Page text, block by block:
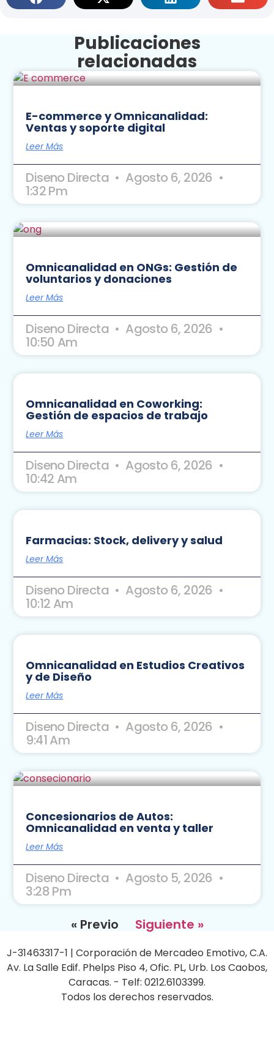
Publicaciones
relacionadas
E-commerce y Omnicanalidad:
Ventas y soporte digital
Leer Más
Diseno Directa Agosto 6, 2026
1:32 Pm
Omnicanalidad en ONGs: Gestión de
voluntarios y donaciones
Leer Más
Diseno Directa Agosto 6, 2026
10:50 Am
Omnicanalidad en Coworking:
Gestión de espacios de trabajo
Leer Más
Diseno Directa Agosto 6, 2026
10:42 Am
Farmacias: Stock, delivery y salud
Leer Más
Diseno Directa Agosto 6, 2026
10:12 Am
Omnicanalidad en Estudios Creativos
y de Diseño
Leer Más
Diseno Directa Agosto 6, 2026
9:41 Am
Concesionarios de Autos:
Omnicanalidad en venta y taller
Leer Más
Diseno Directa Agosto 5, 2026
3:28 Pm
« Previo
Siguiente »
J-31463317-1 | Corporación de Mercadeo Emotivo, C.A.
Av. La Salle Edif. Phelps Piso 4, Ofic. PL, Urb. Los Caobos,
Caracas. - Telf: 0212.6103399.
Todos los derechos reservados.